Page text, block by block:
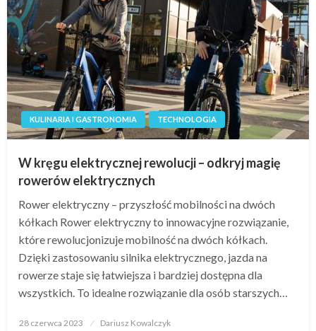
KULINARIA I GASTRONOMIA TECHNOLOGIA
W kręgu elektrycznej rewolucji – odkryj magię
rowerów elektrycznych
Rower elektryczny – przyszłość mobilności na dwóch
kółkach Rower elektryczny to innowacyjne rozwiązanie,
które rewolucjonizuje mobilność na dwóch kółkach.
Dzięki zastosowaniu silnika elektrycznego, jazda na
rowerze staje się łatwiejsza i bardziej dostępna dla
wszystkich. To idealne rozwiązanie dla osób starszych…
Opublikowane
28 czerwca 2023 Dariusz Kowalczyk